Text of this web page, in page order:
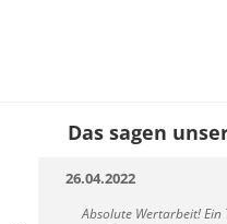
Das sagen
26.04.2022
Absolute Wertarbeit! Ein